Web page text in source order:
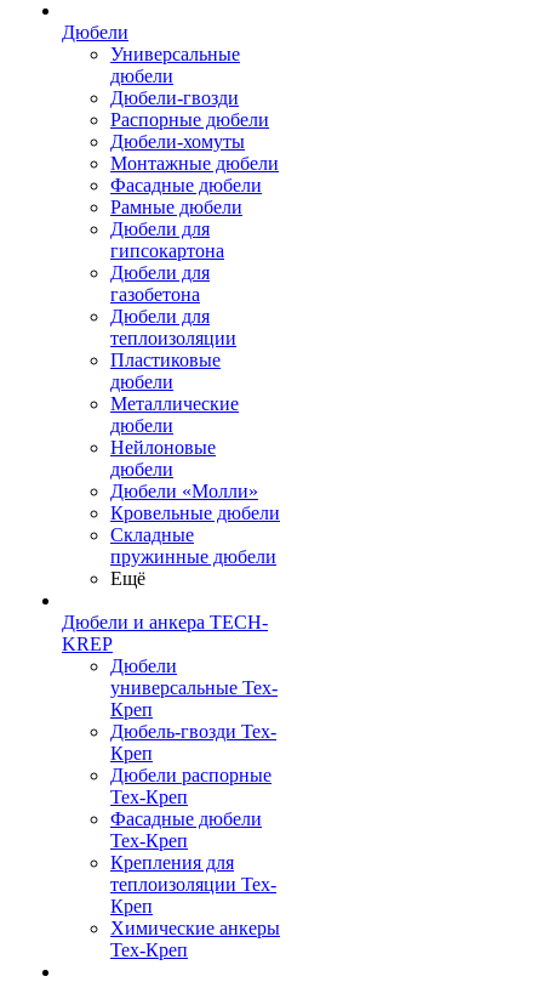
Дюбели
Универсальные
дюбели
Дюбели-гвозди
Распорные дюбели
Дюбели-хомуты
Монтажные дюбели
Фасадные дюбели
Рамные дюбели
Дюбели для
гипсокартона
Дюбели для
газобетона
Дюбели для
теплоизоляции
Пластиковые
дюбели
Металлические
дюбели
Нейлоновые
дюбели
Дюбели «Молли»
Кровельные дюбели
Складные
пружинные дюбели
Ещё
Дюбели и анкера TECH-
KREP
Дюбели
универсальные Тех-
Креп
Дюбель-гвозди Тех-
Креп
Дюбели распорные
Тех-Креп
Фасадные дюбели
Тех-Креп
Крепления для
теплоизоляции Тех-
Креп
Химические анкеры
Тех-Креп